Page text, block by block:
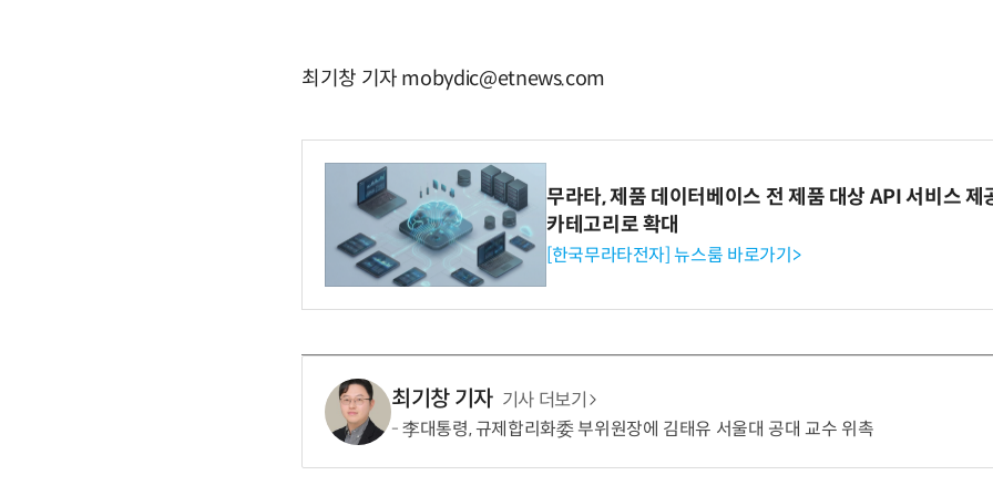
최기창 기자 mobydic@etnews.com
무라타, 제품 데이터베이스 전 제품 대상 API 서비스
카테고리로 확대
[한국무라타전자] 뉴스룸 바로가기>
최기창 기자 기사 더보기
李대통령, 규제합리화委 부위원장에 김태유 서울대 공대 교수 위촉